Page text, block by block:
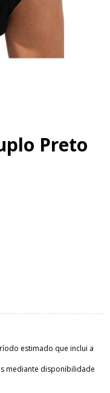
Preto
estimado que inclui a
mediante disponibilidade